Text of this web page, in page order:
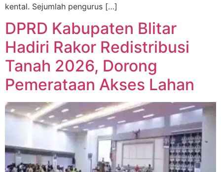
kental. Sejumlah pengurus […]
DPRD Kabupaten Blitar
Hadiri Rakor Redistribusi
Tanah 2026, Dorong
Pemerataan Akses Lahan